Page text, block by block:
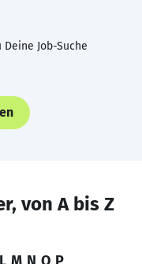
Job-Suche
von A bis Z
L M N O P